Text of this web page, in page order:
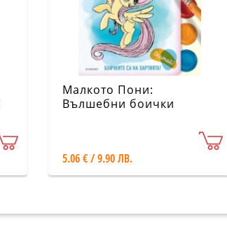
Малкото Пони:
Вълшебни боички
5.06 € / 9.90 ЛВ.